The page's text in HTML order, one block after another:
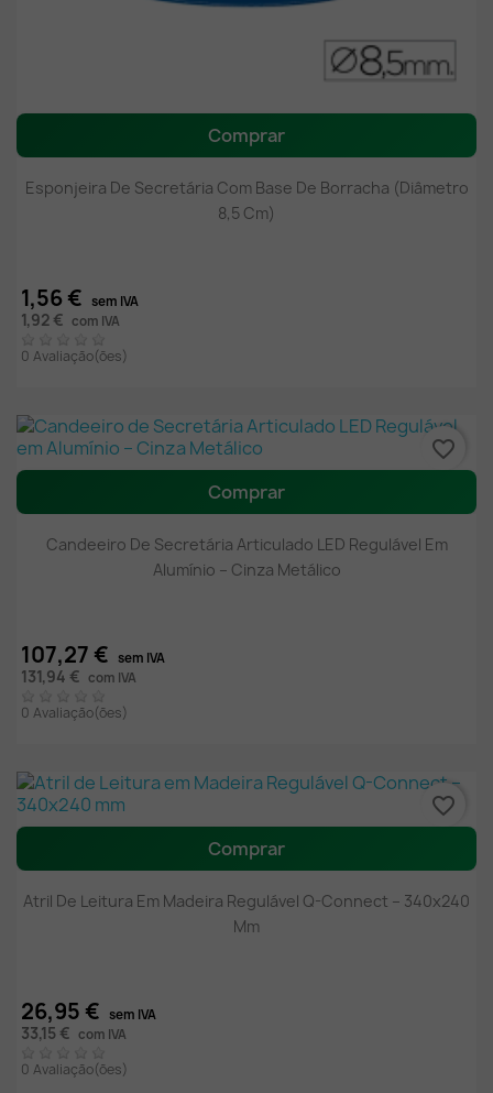
Comprar
Esponjeira De Secretária Com Base De Borracha (Diâmetro
8,5 Cm)
1,56 € sem IVA
1,92 € com IVA
0 Avaliação(ões)
Comprar
Candeeiro De Secretária Articulado LED Regulável Em
Alumínio – Cinza Metálico
107,27 € sem IVA
131,94 € com IVA
0 Avaliação(ões)
favorite_border
Comprar
Atril De Leitura Em Madeira Regulável Q-Connect – 340x240
Mm
26,95 € sem IVA
33,15 € com IVA
0 Avaliação(ões)
favorite_border